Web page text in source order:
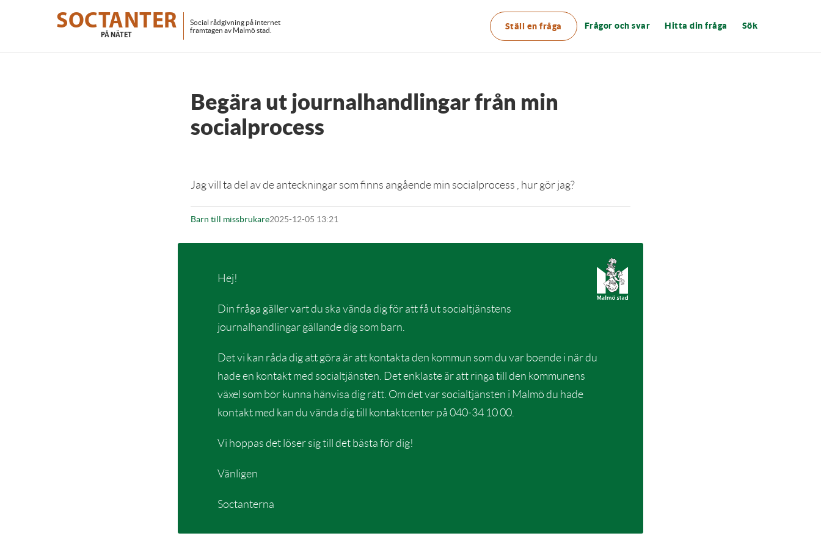
SOCTANTER
PÅ NÄTET
Social rådgivning på internet
framtagen av Malmö stad.
Main
menuStäll en fråga Frågor och svar Hitta din fråga Sök
Begära ut journalhandlingar från min
socialprocess
Jag vill ta del av de anteckningar som finns angående min socialprocess , hur gör jag?
Barn till missbrukare2025-12-05 13:21
Hej!
Din fråga gäller vart du ska vända dig för att få ut socialtjänstens
journalhandlingar gällande dig som barn.
Det vi kan råda dig att göra är att kontakta den kommun som du var boende i när du
hade en kontakt med socialtjänsten. Det enklaste är att ringa till den kommunens
växel som bör kunna hänvisa dig rätt. Om det var socialtjänsten i Malmö du hade
kontakt med kan du vända dig till kontaktcenter på 040-34 10 00.
Vi hoppas det löser sig till det bästa för dig!
Vänligen
Soctanterna